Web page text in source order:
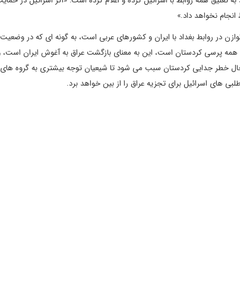
نخواهد داد.»
در روابط بغداد با ایران و کشورهای عربی است، به گونه ای که در
همه پرسی کردستان است، این به معنای بازگشت عراق به آغوش ایران است،
حال خطر جدایی کردستان سبب می شود تا شیعیان توجه بیشتری به گروه
های اسرائیل برای تجزیه عراق را از بین خواهد برد.